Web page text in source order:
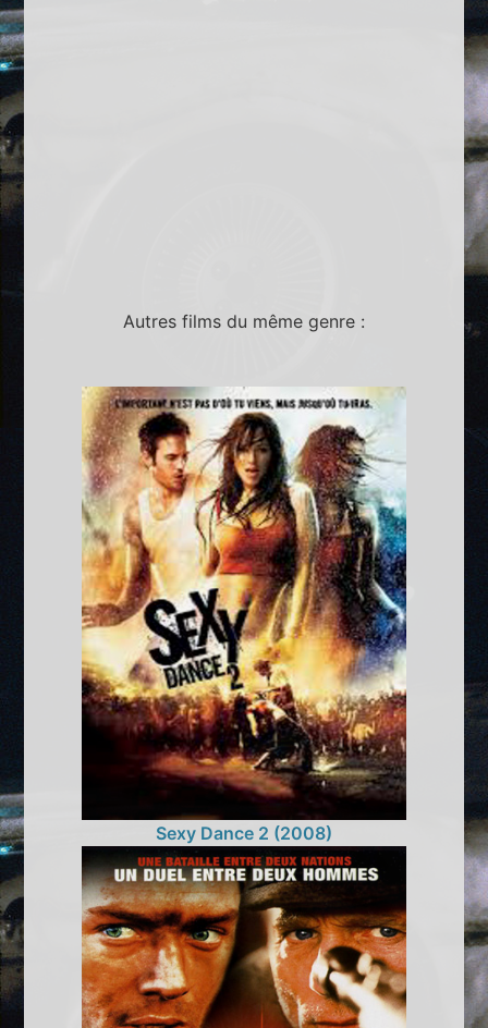
Autres films du même genre :
Sexy Dance 2 (2008)